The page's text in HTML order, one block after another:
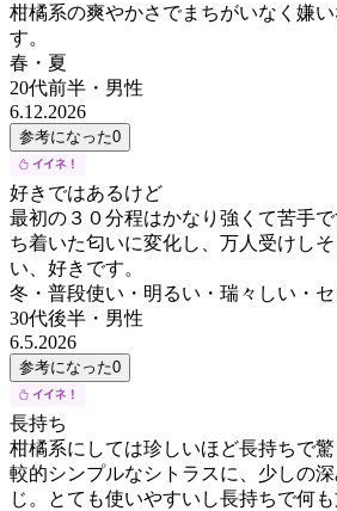
柑橘系の爽やかさでまちがいなく嫌
す。
春・夏
20代前半 ・ 男性
6.12.2026
参考になった0
好きではあるけど
最初の３０分程はかなり強くて苦手
ち着いた匂いに変化し、万人受けし
い、好きです。
冬・普段使い・明るい・瑞々しい・
30代後半 ・ 男性
6.5.2026
参考になった0
長持ち
柑橘系にしては珍しいほど長持ちで
較的シンプルなシトラスに、少しの
じ。とても使いやすいし長持ちで何